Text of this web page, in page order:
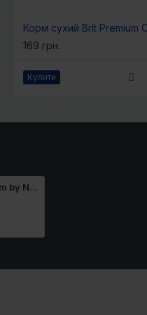
169 грн.
Купити
Корм сухий Brit Premium by Nature Cat Sterilized Salmon для стерилізованих котів з лососем 300 г